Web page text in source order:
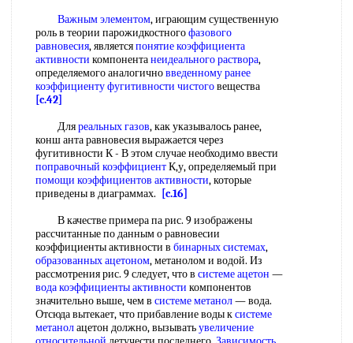
Важным элементом, играющим существенную
роль в теории парожидкостногофазового
равновесия, являетсяпонятие коэффициента
активности компонентанеидеального раствора,
определяемого аналогичновведенному ранее
коэффициенту фугитивности чистоговещества
[c.42]
Дляреальных газов, как указывалось ранее,
конш анта равновесия выражается через
фугитивности К - В этом случае необходимо ввести
поправочный коэффициентК,у, определяемый при
помощи коэффициентов активности, которые
приведены в диаграммах.
[c.16]
В качестве примера па рис. 9 изображены
рассчитанные по данным о равновесии
коэффициенты активности в бинарных системах,
образованных ацетоном, метанолом и водой. Из
рассмотрения рис. 9 следует, что в системе ацетон —
вода коэффициенты активности компонентов
значительно выше, чем в системе метанол— вода.
Отсюда вытекает, что прибавление воды ксистеме
метанолацетон должно, вызыватьувеличение